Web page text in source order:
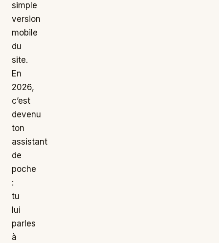
simple
version
mobile
du
site.
En
2026,
c’est
devenu
ton
assistant
de
poche
:
tu
lui
parles
à